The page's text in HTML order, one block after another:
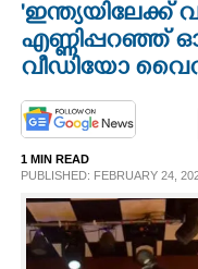
OPINION
PHOTOS
LIFESTYLE
SPIRITUAL
'ഇന്ത്യയിലേക്ക്
എണ്ണിപ്പറഞ്ഞ്
വീഡിയോ
1 MIN READ
PUBLISHED: FEBRUARY 24,